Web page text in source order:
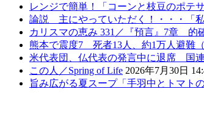
レンジで簡単！「コーンと枝豆のポテ
論説 主にやっていただく！・・・「
カリスマの恵み 331／『預言』7章 的
熊本で震度7 死者13人、約1万人避難
米代表団、仏代表の発言中に退席 国
この人／Spring of Life 2026年7月30日
旨み広がる夏スープ「手羽中とトマト